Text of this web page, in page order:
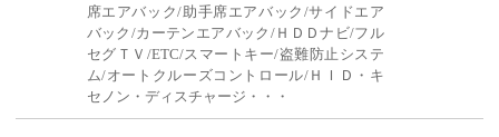
席エアバック/助手席エアバック/サイドエア
バック/カーテンエアバック/ＨＤＤナビ/フル
セグＴＶ/ETC/スマートキー/盗難防止システ
ム/オートクルーズコントロール/ＨＩＤ・キ
セノン・ディスチャージ・・・